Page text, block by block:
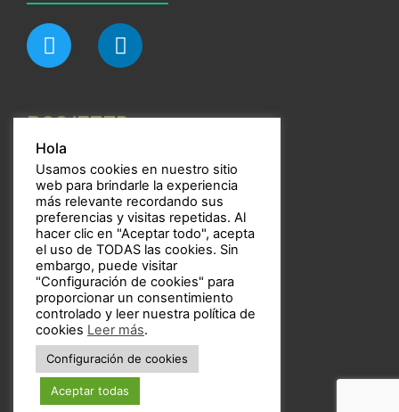
RSS/FEED
Bulbos
Copyright © 2021 Bulbos
Hola
Usamos cookies en nuestro sitio
web para brindarle la experiencia
más relevante recordando sus
preferencias y visitas repetidas. Al
hacer clic en "Aceptar todo", acepta
el uso de TODAS las cookies. Sin
embargo, puede visitar
"Configuración de cookies" para
proporcionar un consentimiento
controlado y leer nuestra política de
cookies Leer más.
Configuración de cookies
Aceptar todas